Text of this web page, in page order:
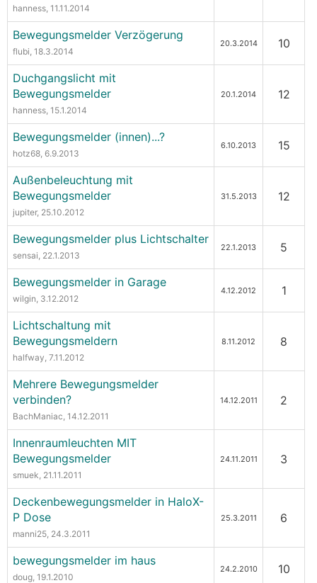
hanness, 11.11.2014
Bewegungsmelder Verzögerung
flubi, 18.3.2014
20.3.2014 10
Duchgangslicht mit
Bewegungsmelder
hanness, 15.1.2014
20.1.2014 12
Bewegungsmelder (innen)...?
hotz68, 6.9.2013
6.10.2013 15
Außenbeleuchtung mit
Bewegungsmelder
jupiter, 25.10.2012
31.5.2013 12
Bewegungsmelder plus Lichtschalter
sensai, 22.1.2013
22.1.2013 5
Bewegungsmelder in Garage
wilgin, 3.12.2012
4.12.2012 1
Lichtschaltung mit
Bewegungsmeldern
halfway, 7.11.2012
8.11.2012 8
Mehrere Bewegungsmelder
verbinden?
BachManiac, 14.12.2011
14.12.2011 2
Innenraumleuchten MIT
Bewegungsmelder
smuek, 21.11.2011
24.11.2011 3
Deckenbewegungsmelder in HaloX-
P Dose
manni25, 24.3.2011
25.3.2011 6
bewegungsmelder im haus
doug, 19.1.2010
24.2.2010 10